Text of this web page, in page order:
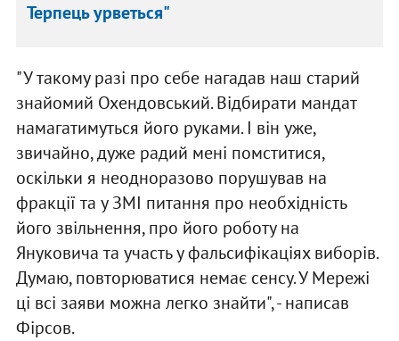
Терпець урветься"
"У такому разі про себе нагадав наш старий
знайомий Охендовський. Відбирати мандат
намагатимуться його руками. І він уже,
звичайно, дуже радий мені помститися,
оскільки я неодноразово порушував на
фракції та у ЗМІ питання про необхідність
його звільнення, про його роботу на
Януковича та участь у фальсифікаціях виборів.
Думаю, повторюватися немає сенсу. У Мережі
ці всі заяви можна легко знайти", - написав
Фірсов.